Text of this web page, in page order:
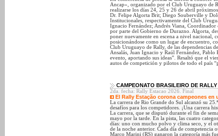
Ancap», organizado por el Club Uruguayo de
realizarse los días 24, 25 y 26 de abril
Dr. Felipe Algorta Brit; Diego Souberville y
Institucionales, respectivamente del Club
Ignacio Fernández; Andrés Viana,
por parte del Gobierno de Durazno. Algorta,
poner nuevamente en escena a nivel nacional,
posicionándose como un lugar de encuentro,
Club Uruguayo de Rally, de las dependencias
Ansalás, Juan Ignacio y Raúl Fernández,
evento, aportando sus ideas”. Resaltó que el
autos de competición y pilotos de todo el país
CAMPEONATO BRASILEIRO DE
2da. fecha: Rally Estacao 2026. Final
El Rally Estação corona campeones en
La carrera de Rio Grande do Sul alcanzó su
desafíos para los competidores. ¡Una carrera
La carrera, que se disputó durante el fin de
mayo por la tarde. En la pista, las cuatro
días: uno con mucho polvo y clima seco, y el
de la noche anterior. Cada día de competencia
Marco Marini (RS) ganaron la categoría más